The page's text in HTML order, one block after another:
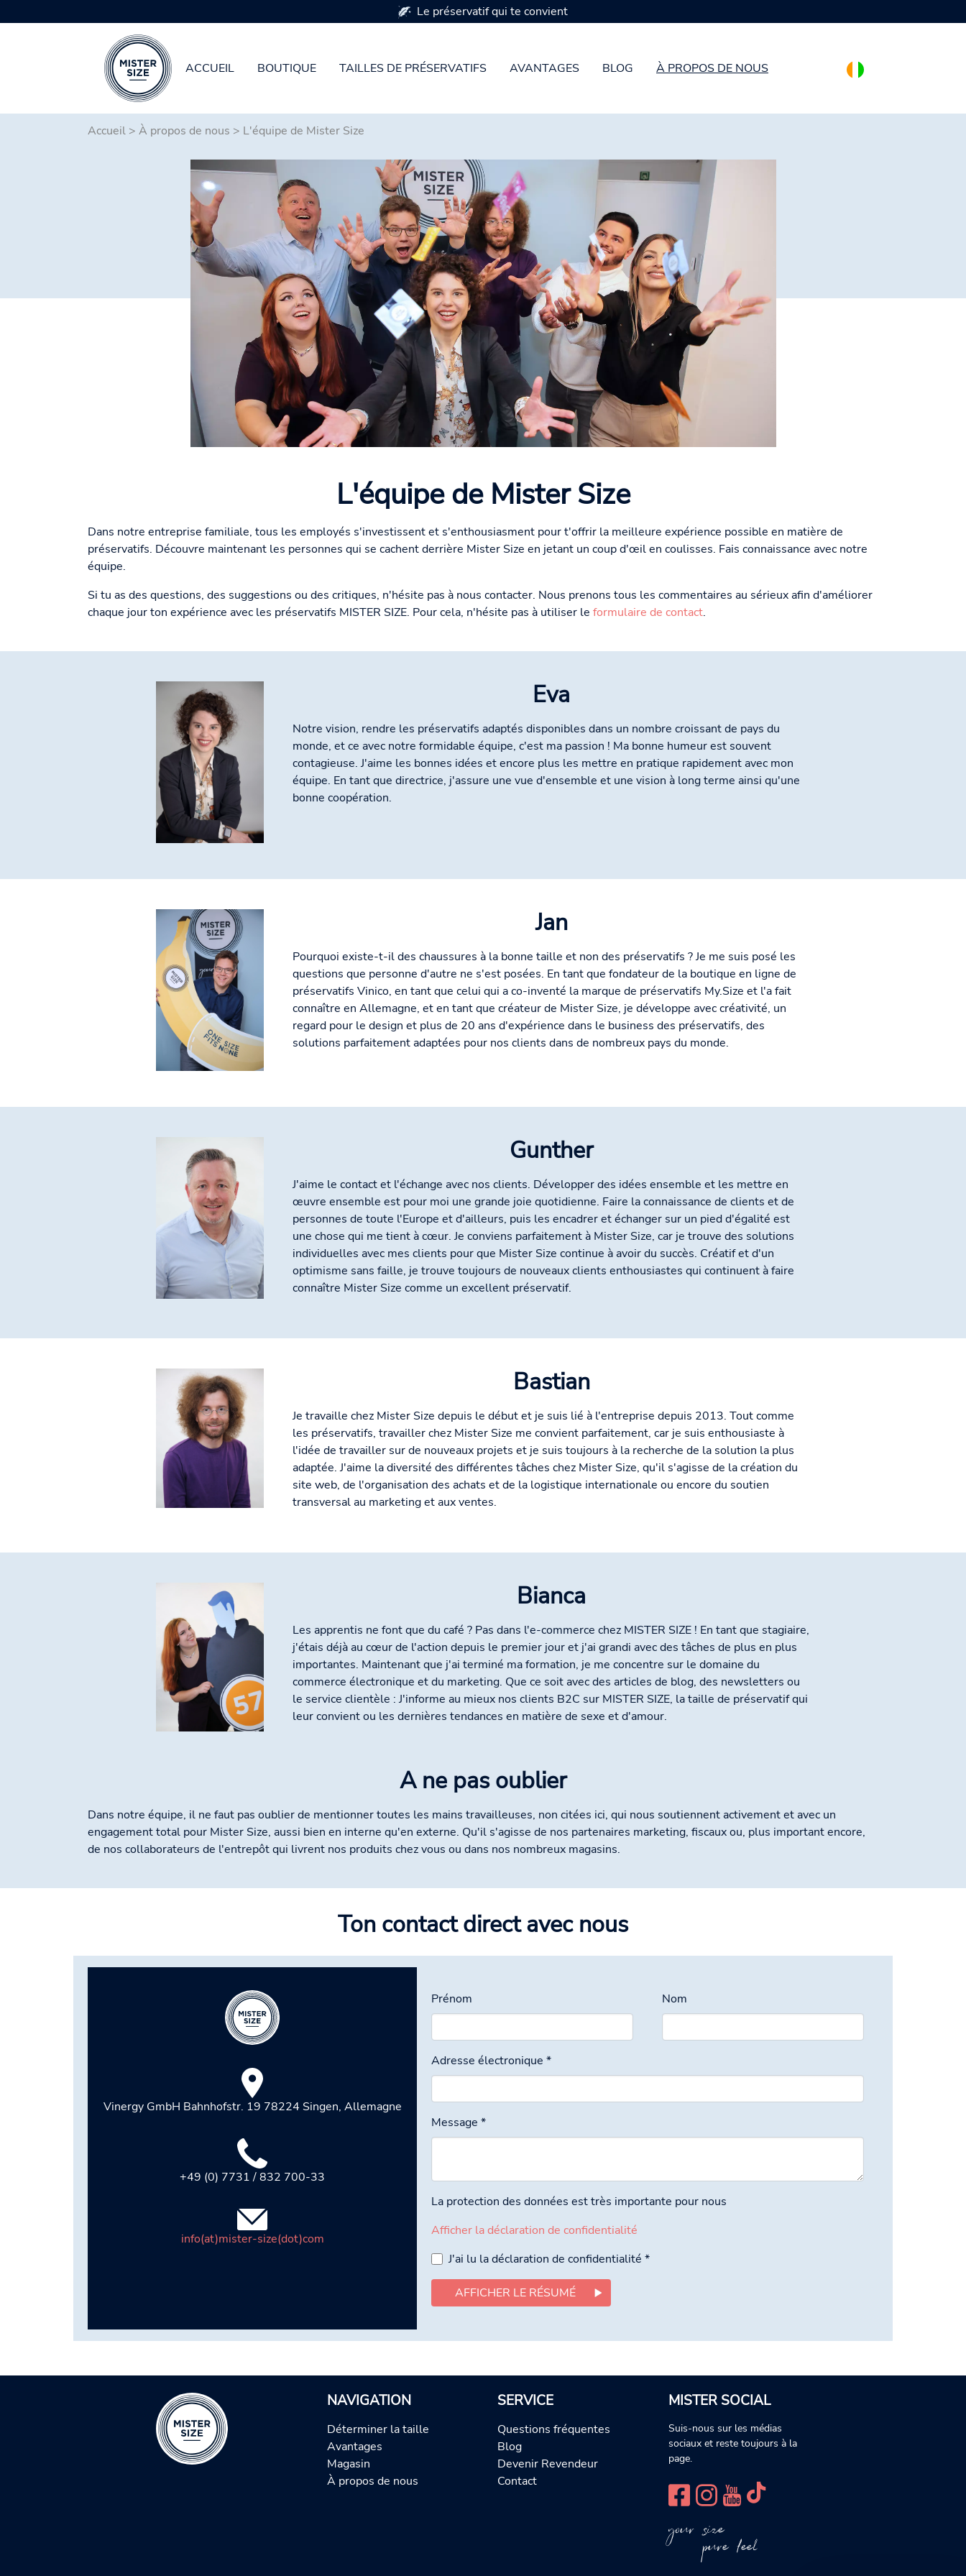
ACCUEIL BOUTIQUE TAILLES DE PRÉSERVATIFS AVANTAGES BLOG À PROPOS DE NOUS
Disponible en 7 tailles de préservatifs
Accueil > À propos de nous > L'équipe de Mister Size
L'équipe de Mister Size
Dans notre entreprise familiale, tous les employés s'investissent et s'enthousiasment pour t'offrir la meilleure expérience possible en matière de
préservatifs. Découvre maintenant les personnes qui se cachent derrière Mister Size en jetant un coup d'œil en coulisses. Fais connaissance avec notre
équipe.
Si tu as des questions, des suggestions ou des critiques, n'hésite pas à nous contacter. Nous prenons tous les commentaires au sérieux afin d'améliorer
chaque jour ton expérience avec les préservatifs MISTER SIZE. Pour cela, n'hésite pas à utiliser le formulaire de contact.
Eva
Notre vision, rendre les préservatifs adaptés disponibles dans un nombre croissant de pays du
monde, et ce avec notre formidable équipe, c'est ma passion ! Ma bonne humeur est souvent
contagieuse. J'aime les bonnes idées et encore plus les mettre en pratique rapidement avec mon
équipe. En tant que directrice, j'assure une vue d'ensemble et une vision à long terme ainsi qu'une
bonne coopération.
Jan
Pourquoi existe-t-il des chaussures à la bonne taille et non des préservatifs ? Je me suis posé les
questions que personne d'autre ne s'est posées. En tant que fondateur de la boutique en ligne de
préservatifs Vinico, en tant que celui qui a co-inventé la marque de préservatifs My.Size et l'a fait
connaître en Allemagne, et en tant que créateur de Mister Size, je développe avec créativité, un
regard pour le design et plus de 20 ans d'expérience dans le business des préservatifs, des
solutions parfaitement adaptées pour nos clients dans de nombreux pays du monde.
Gunther
J'aime le contact et l'échange avec nos clients. Développer des idées ensemble et les mettre en
œuvre ensemble est pour moi une grande joie quotidienne. Faire la connaissance de clients et de
personnes de toute l'Europe et d'ailleurs, puis les encadrer et échanger sur un pied d'égalité est
une chose qui me tient à cœur. Je conviens parfaitement à Mister Size, car je trouve des solutions
individuelles avec mes clients pour que Mister Size continue à avoir du succès. Créatif et d'un
optimisme sans faille, je trouve toujours de nouveaux clients enthousiastes qui continuent à faire
connaître Mister Size comme un excellent préservatif.
Bastian
Je travaille chez Mister Size depuis le début et je suis lié à l'entreprise depuis 2013. Tout comme
les préservatifs, travailler chez Mister Size me convient parfaitement, car je suis enthousiaste à
l'idée de travailler sur de nouveaux projets et je suis toujours à la recherche de la solution la plus
adaptée. J'aime la diversité des différentes tâches chez Mister Size, qu'il s'agisse de la création du
site web, de l'organisation des achats et de la logistique internationale ou encore du soutien
transversal au marketing et aux ventes.
Bianca
Les apprentis ne font que du café ? Pas dans l'e-commerce chez MISTER SIZE ! En tant que stagiaire,
j'étais déjà au cœur de l'action depuis le premier jour et j'ai grandi avec des tâches de plus en plus
importantes. Maintenant que j'ai terminé ma formation, je me concentre sur le domaine du
commerce électronique et du marketing. Que ce soit avec des articles de blog, des newsletters ou
le service clientèle : J'informe au mieux nos clients B2C sur MISTER SIZE, la taille de préservatif qui
leur convient ou les dernières tendances en matière de sexe et d'amour.
A ne pas oublier
Dans notre équipe, il ne faut pas oublier de mentionner toutes les mains travailleuses, non citées ici, qui nous soutiennent activement et avec un
engagement total pour Mister Size, aussi bien en interne qu'en externe. Qu'il s'agisse de nos partenaires marketing, fiscaux ou, plus important encore,
de nos collaborateurs de l'entrepôt qui livrent nos produits chez vous ou dans nos nombreux magasins.
Ton contact direct avec nous
Vinergy GmbH Bahnhofstr. 19 78224 Singen, Allemagne
+49 (0) 7731 / 832 700-33
info(at)mister-size(dot)com
Prénom Nom
Adresse électronique*
Message*
La protection des données est très importante pour nous
Afficher la déclaration de confidentialité
J'ai lu la déclaration de confidentialité*
AFFICHER LE RÉSUMÉ
NAVIGATION
Déterminer la taille
Avantages
Magasin
À propos de nous
SERVICE
Questions fréquentes
Blog
Devenir Revendeur
Contact
MISTER SOCIAL
Suis-nous sur les médias
sociaux et reste toujours à la
page.
your size
pure feel